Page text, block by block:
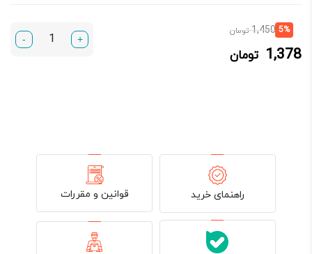
5%
1,450 تومانقیمت
1,378 تومان
قیمت
1,378 تومان.
+
-
راهنمای خرید قوانین و مقررات